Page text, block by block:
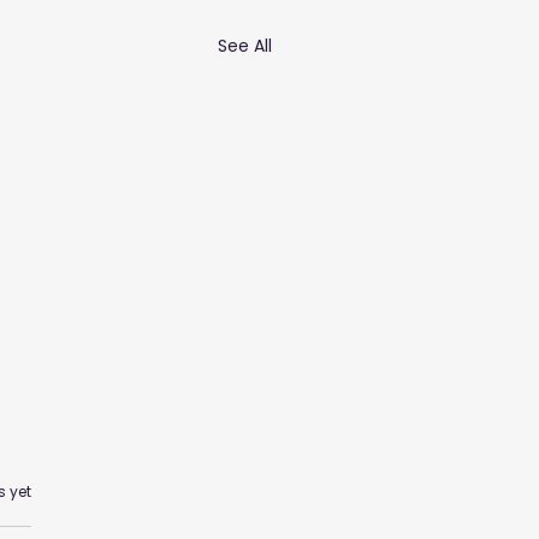
See All
yet